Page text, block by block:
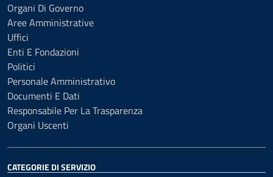
Organi Di Governo
Aree Amministrative
Uffici
Enti E Fondazioni
Politici
Personale Amministrativo
Documenti E Dati
Responsabile Per La Trasparenza
Organi Uscenti
CATEGORIE DI SERVIZIO